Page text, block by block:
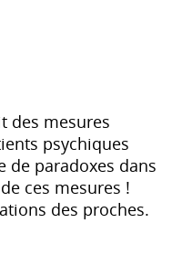
des mesures
psychiques
de paradoxes dans
ces mesures !
des proches.